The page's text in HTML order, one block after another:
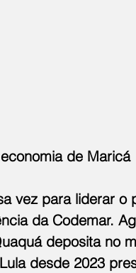
de Maricá
vez para liderar o
da Codemar.
deposita no
desde 2023